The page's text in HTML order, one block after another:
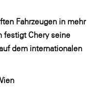
Fahrzeugen in mehr
festigt Chery seine
dem internationalen